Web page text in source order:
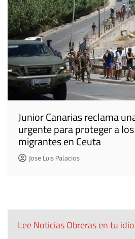
Junior Canarias reclama
urgente para proteger a
migrantes en Ceuta
Jose Luis Palacios
Lee Noticias Obreras en tu